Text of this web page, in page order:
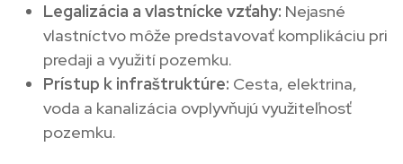
Legalizácia a vlastnícke vzťahy: Nejasné
vlastníctvo môže predstavovať komplikáciu pri
predaji a využití pozemku.
Prístup k infraštruktúre: Cesta, elektrina,
voda a kanalizácia ovplyvňujú využiteľnosť
pozemku.